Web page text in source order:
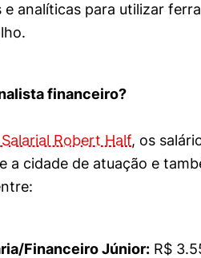
e analíticas para utilizar
financeiro?
Salarial Robert Half, os
a cidade de atuação e
Financeiro Júnior: R$